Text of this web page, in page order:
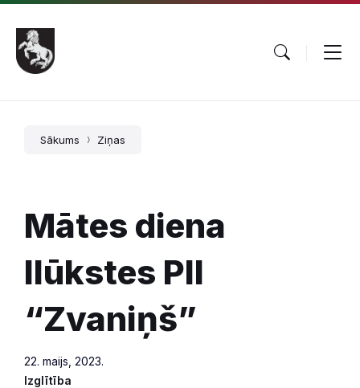
Pāriet
saturu
Skip
main
navigation
Skip
footer
Sākums Ziņas
Mātes diena
Ilūkstes PII
“Zvaniņš”
22. maijs, 2023.
Izglītība